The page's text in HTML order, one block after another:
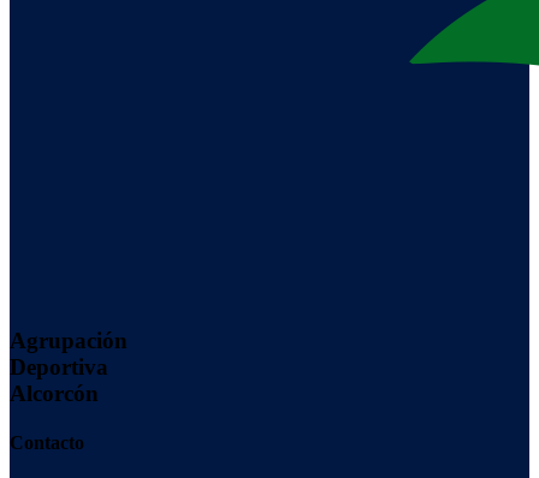
Agrupación
Deportiva
Alcorcón
Contacto